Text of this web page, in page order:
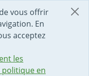
vous offrir
En
acceptez
les
en